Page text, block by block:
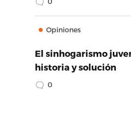
Opiniones
El sinhogarismo
historia y solución
0